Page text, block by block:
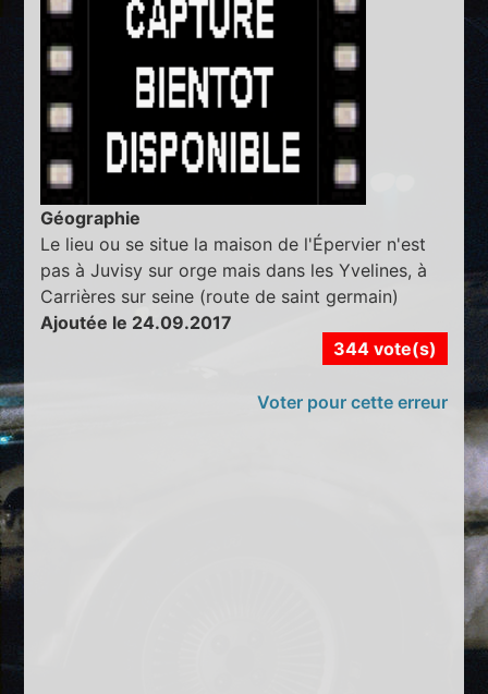
Géographie
Le lieu ou se situe la maison de l'Épervier n'est
pas à Juvisy sur orge mais dans les Yvelines, à
Carrières sur seine (route de saint germain)
Ajoutée le 24.09.2017
344 vote(s)
Voter pour cette erreur